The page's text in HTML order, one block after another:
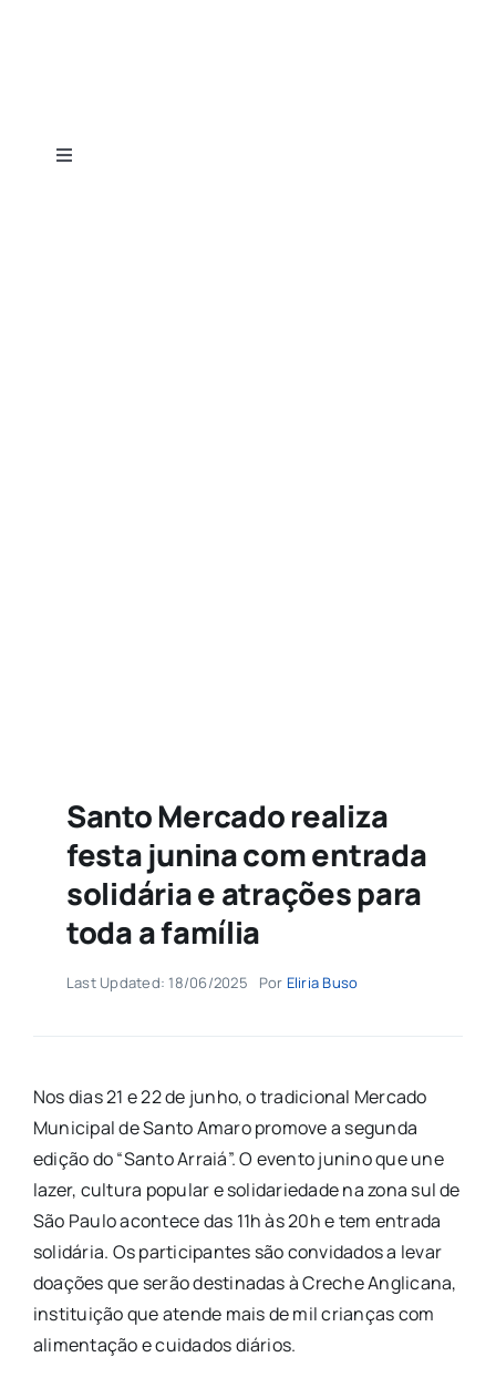
Toggle
Santo Mercado realiza
festa junina com entrada
solidária e atrações para
toda a família
Last Updated: 18/06/2025 Por Eliria Buso
Nos dias 21 e 22 de junho, o tradicional Mercado
Municipal de Santo Amaro promove a segunda
edição do “Santo Arraiá”. O evento junino que une
lazer, cultura popular e solidariedade na zona sul de
São Paulo acontece das 11h às 20h e tem entrada
solidária. Os participantes são convidados a levar
doações que serão destinadas à Creche Anglicana,
instituição que atende mais de mil crianças com
alimentação e cuidados diários.